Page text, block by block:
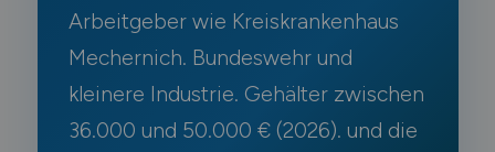
Arbeitgeber wie Kreiskrankenhaus
Mechernich. Bundeswehr und
kleinere Industrie. Gehälter zwischen
36.000 und 50.000 € (2026). und die